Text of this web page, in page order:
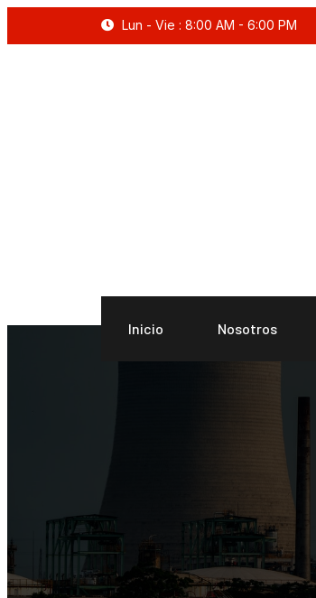
Lun - Vie : 8:00 AM - 6:00 PM
Inicio Nosotros